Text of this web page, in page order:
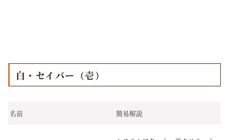
白・セイバー（壱）
名前 簡易解説